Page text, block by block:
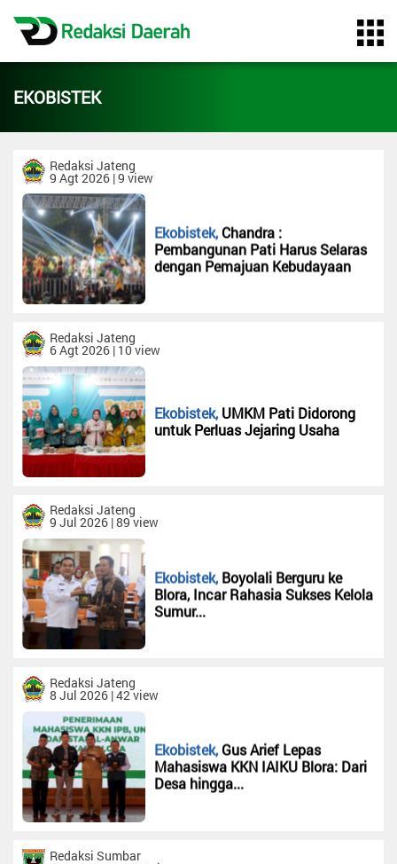
Home
Redaksi
Pasang
Iklan
Syarat &
Ketentuan
Pedoman
Cyber
Kategori
Polhukam
Nusantara
Ekobistek
Olahraga
Hiburan
RD
TV
Opini
Rubrik
Channel
Redaksi
Sijunjung
Redaksi
Jabar
Redaksi
EKOBISTEK
Redaksi Jateng
9 Agt 2026 | 9 view
Ekobistek, Chandra :
Pembangunan Pati Harus Selaras
dengan Pemajuan Kebudayaan
Redaksi Jateng
6 Agt 2026 | 10 view
Ekobistek,UMKM Pati Didorong
untuk Perluas Jejaring Usaha
Redaksi Jateng
9 Jul 2026 | 89 view
Ekobistek, Boyolali Berguru ke
Blora, Incar Rahasia Sukses Kelola
Sumur...
Redaksi Jateng
8 Jul 2026 | 42 view
Ekobistek, Gus Arief Lepas
Mahasiswa KKN IAIKU Blora: Dari
Desa hingga...
Redaksi Sumbar